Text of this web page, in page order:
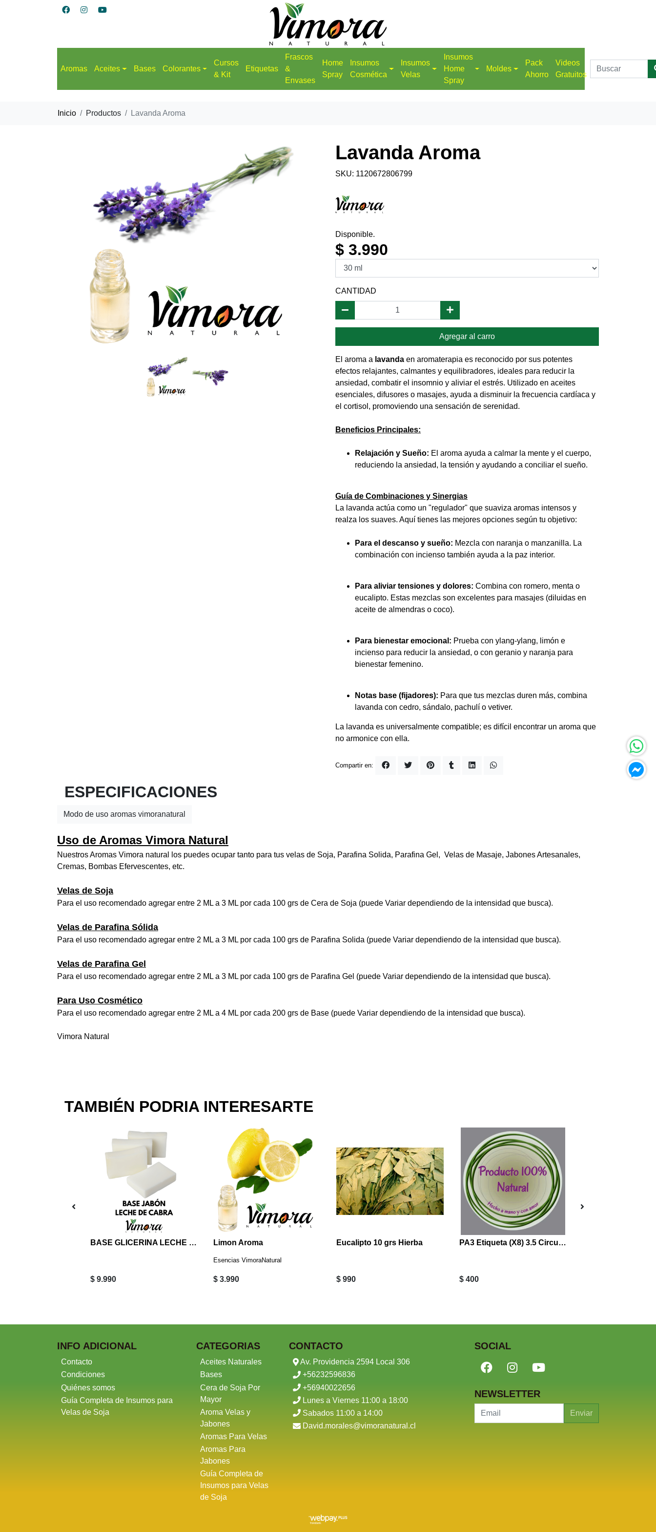
Aromas Aceites Bases Colorantes
Cursos
& Kit
Etiquetas
Frascos
&
Envases
Home
Spray
Insumos
Cosmética
Insumos
Velas
Insumos
Home
Spray
Moldes
Pack
Ahorro
Videos
Gratuitos
Inicio Productos Lavanda Aroma
Lavanda Aroma
SKU: 1120672806799
Disponible.
$ 3.990
CANTIDAD
Agregar al carro
El aroma a lavanda en aromaterapia es reconocido por sus potentes
efectos relajantes, calmantes y equilibradores, ideales para reducir la
ansiedad, combatir el insomnio y aliviar el estrés. Utilizado en aceites
esenciales, difusores o masajes, ayuda a disminuir la frecuencia cardíaca y
el cortisol, promoviendo una sensación de serenidad.
Beneficios Principales:
Relajación y Sueño: El aroma ayuda a calmar la mente y el cuerpo,
reduciendo la ansiedad, la tensión y ayudando a conciliar el sueño.
Guía de Combinaciones y Sinergias
La lavanda actúa como un "regulador" que suaviza aromas intensos y
realza los suaves. Aquí tienes las mejores opciones según tu objetivo:
Para el descanso y sueño: Mezcla con naranja o manzanilla. La
combinación con incienso también ayuda a la paz interior.
Para aliviar tensiones y dolores: Combina con romero, menta o
eucalipto. Estas mezclas son excelentes para masajes (diluidas en
aceite de almendras o coco).
Para bienestar emocional: Prueba con ylang-ylang, limón e
incienso para reducir la ansiedad, o con geranio y naranja para
bienestar femenino.
Notas base (fijadores): Para que tus mezclas duren más, combina
lavanda con cedro, sándalo, pachulí o vetiver.
La lavanda es universalmente compatible; es difícil encontrar un aroma que
no armonice con ella.
Compartir en:
ESPECIFICACIONES
Uso de Aromas Vimora Natural
Nuestros Aromas Vimora natural los puedes ocupar tanto para tus velas de Soja, Parafina Solida, Parafina Gel, Velas de Masaje, Jabones Artesanales,
Cremas, Bombas Efervescentes, etc.
Velas de Soja
Para el uso recomendado agregar entre 2 ML a 3 ML por cada 100 grs de Cera de Soja (puede Variar dependiendo de la intensidad que busca).
Velas de Parafina Sólida
Para el uso recomendado agregar entre 2 ML a 3 ML por cada 100 grs de Parafina Solida (puede Variar dependiendo de la intensidad que busca).
Velas de Parafina Gel
Para el uso recomendado agregar entre 2 ML a 3 ML por cada 100 grs de Parafina Gel (puede Variar dependiendo de la intensidad que busca).
Para Uso Cosmético
Para el uso recomendado agregar entre 2 ML a 4 ML por cada 200 grs de Base (puede Variar dependiendo de la intensidad que busca).
Vimora Natural
Modo de uso aromas vimoranatural
TAMBIÉN PODRIA INTERESARTE
BASE GLICERINA LECHE DE CABRA GRANEL IMPORTADA 1 KG
$ 9.990
Limon Aroma
Esencias VimoraNatural
$ 3.990
Eucalipto 10 grs Hierba
$ 990
PA3 Etiqueta (X8) 3.5 Circular Verde Producto Natural Hecho a Mano con Amor
$ 400
INFO ADICIONAL
Contacto
Condiciones
Quiénes somos
Guía Completa de Insumos para
Velas de Soja
CATEGORIAS
Aceites Naturales
Bases
Cera de Soja Por
Mayor
Aroma Velas y
Jabones
Aromas Para Velas
Aromas Para
Jabones
Guía Completa de
Insumos para Velas
de Soja
CONTACTO
Av. Providencia 2594 Local 306
+56232596836
+56940022656
Lunes a Viernes 11:00 a 18:00
Sabados 11:00 a 14:00
David.morales@vimoranatural.cl
SOCIAL
NEWSLETTER
Enviar